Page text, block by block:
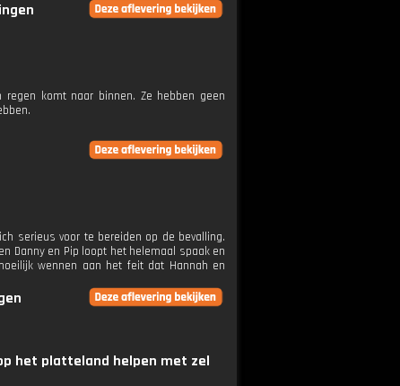
komt naar binnen. Ze hebben geen
serieus voor te bereiden op de bevalling.
Danny en Pip loopt het helemaal spaak en
wennen aan het feit dat Hannah en
het platteland helpen met zel